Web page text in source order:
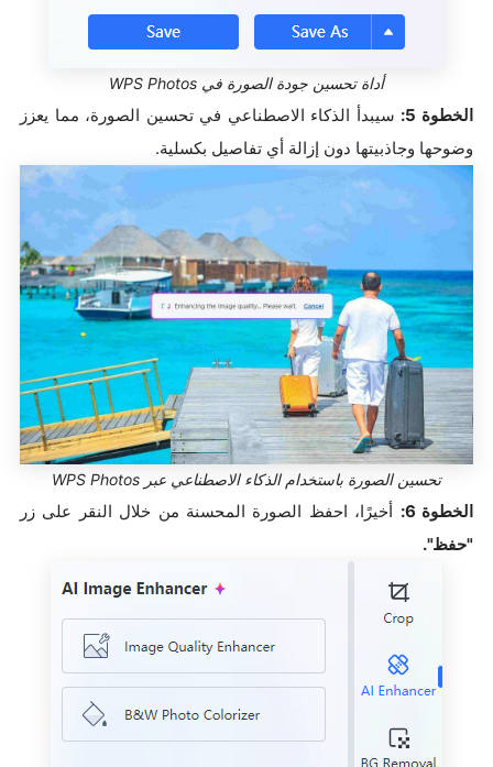
أداة تحسين جودة الصورة في WPS Photos
الخطوة 5:
سيبدأ الذكاء الاصطناعي في تحسين الصورة، مما يعزز
وضوحها وجاذبيتها دون إزالة أي تفاصيل بكسلية.
تحسين الصورة باستخدام الذكاء الاصطناعي عبر WPS Photos
الخطوة 6:
أخيرًا، احفظ الصورة المحسنة من خلال النقر على زر
"حفظ".